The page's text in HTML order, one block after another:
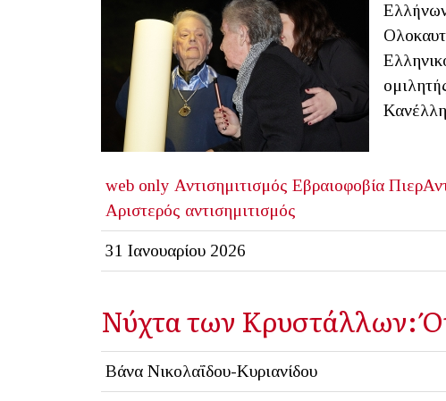
web only Αντισημιτισμός Εβραιοφοβία
Αριστερός αντισημιτισμός
31 Ιανουαρίου 2026
Νύχτα των Κρυστάλλων:
Βάνα Νικολαΐδου-Κυριανίδου